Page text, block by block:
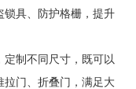
锁具、防护格栅，提升
制不同尺寸，既可以
拉门、折叠门，满足大